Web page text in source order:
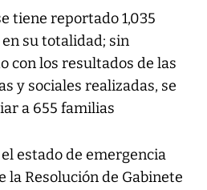
tiene reportado 1,035
su totalidad; sin
con los resultados de las
y sociales realizadas, se
a 655 familias
estado de emergencia
la Resolución de Gabinete